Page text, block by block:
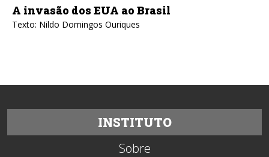
A invasão dos EUA ao Brasil
Texto: Nildo Domingos Ouriques
INSTITUTO
Sobre